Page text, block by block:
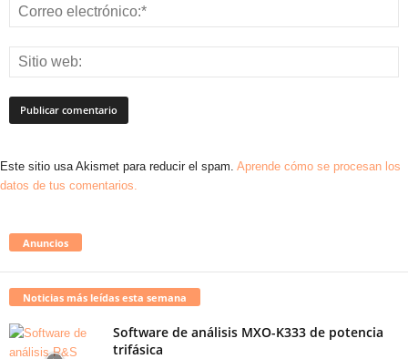
Este sitio usa Akismet para reducir el spam. Aprende cómo se procesan los
datos de tus comentarios.
Anuncios
Noticias más leídas esta semana
Software de análisis MXO-K333 de potencia
trifásica